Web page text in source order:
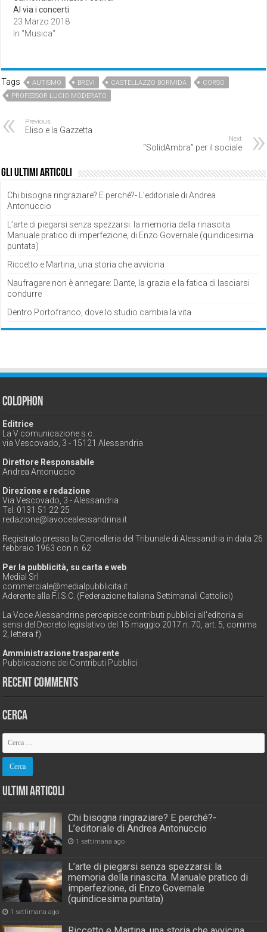
Al via i concerti
23 Marzo 2018
In "Musica"
Tags AUTISMO BREVI CASTELLAZZO BORMIDA
CORSO
PROFESSOR LUCIO MODERATO
Previous
Eliso e la Gazzetta
Next
“SolidAmbra” per il sociale
Gli ultimi articoli
Chi bisogna ringraziare? E perché?- L’editoriale di Andrea
Antonuccio
L’arte di piegarsi senza spezzarsi: la memoria della rinascita.
Manuale pratico di imperfezione, di Enzo Governale (quindicesima
puntata)
Riccetto e Martina, una storia che avvicina
Naufragare non è annegare: Dante, la grazia e la fatica di lasciarsi
condurre
Dentro Portofranco, dove lo studio cambia la vita
Colophon
Editrice
La V comunicazione s.c.
via Vescovado, 3 - 15121 Alessandria
Direttore Responsabile
Andrea Antonuccio
Direzione e redazione
Via Vescovado, 3 - Alessandria
Tel. 0131 51 22 25
redazione@lavocealessandrina.it
Registrato presso la Cancelleria del Tribunale di Alessandria in data 26
febbraio 1963 con n. 62
Per la pubblicità, su carta e web
Medial Srl
commerciale@medialpubblicita.it
Aderente alla F.I.S.C. (Federazione Italiana Settimanali Cattolici)
La Voce Alessandrina percepisce contributi pubblici all'editoria ai
sensi del Decreto legislativo del 15 maggio 2017 n. 70, art. 5, comma
2, lettera f)
Amministrazione trasparente
Pubblicazione dei Contributi Pubblici
Recent Comments
Cerca
Ultimi Articoli
Chi bisogna ringraziare? E perché?-
L’editoriale di Andrea Antonuccio
1 settimana ago
L’arte di piegarsi senza spezzarsi: la
memoria della rinascita. Manuale pratico di
imperfezione, di Enzo Governale
(quindicesima puntata)
1 settimana ago